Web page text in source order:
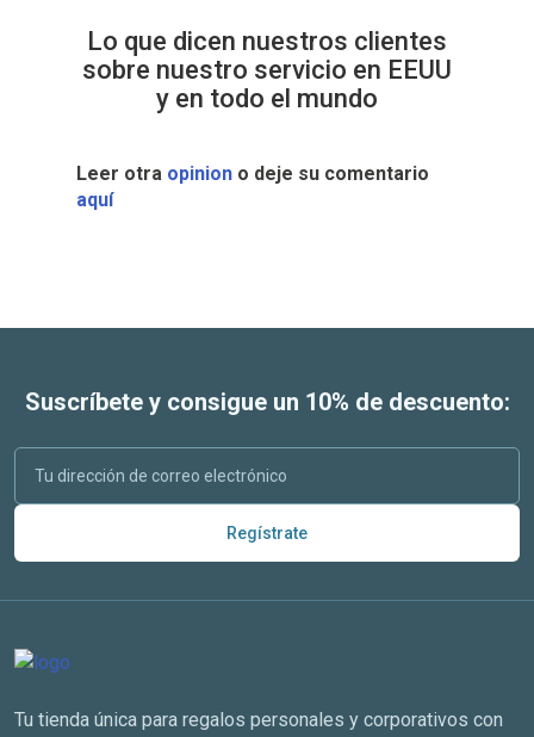
Lo que dicen nuestros clientes
sobre nuestro servicio en EEUU
y en todo el mundo
Leer otra opiniono deje su comentario
aquí
Suscríbete y consigue un 10% de descuento:
Regístrate
Tu tienda única para regalos personales y corporativos con